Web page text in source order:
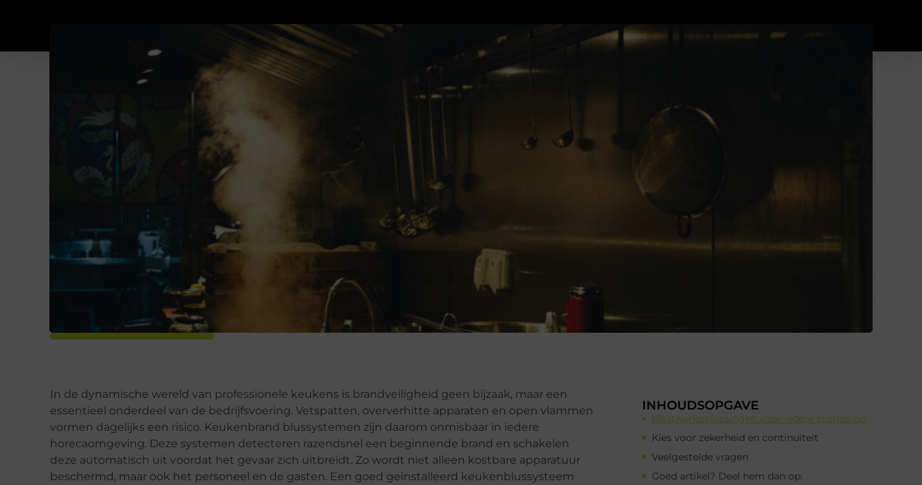
In de dynamische wereld van professionele keukens is brandveiligheid geen bijzaak, maar een
essentieel onderdeel van de bedrijfsvoering. Vetspatten, oververhitte apparaten en open vlammen
vormen dagelijks een risico. Keukenbrand blussystemen zijn daarom onmisbaar in iedere
horecaomgeving. Deze systemen detecteren razendsnel een beginnende brand en schakelen
deze automatisch uit voordat het gevaar zich uitbreidt. Zo wordt niet alleen kostbare apparatuur
beschermd, maar ook het personeel en de gasten. Een goed geïnstalleerd keukenblussysteem
INHOUDSOPGAVE
Maatwerkoplossingen voor iedere professionele keuken
Kies voor zekerheid en continuïteit
Veelgestelde vragen
Goed artikel? Deel hem dan op: